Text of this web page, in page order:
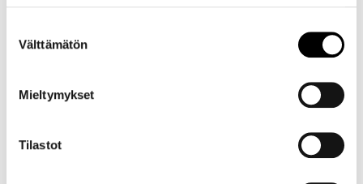
valinta
Välttämätön
Mieltymykset
Tilastot